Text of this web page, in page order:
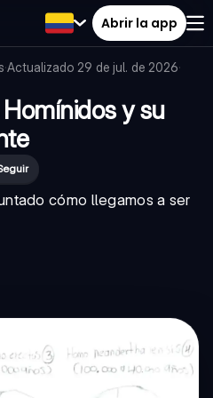
Abrir la app
·Actualizado 29 de jul. de 2026·
y su
cómo llegamos a ser